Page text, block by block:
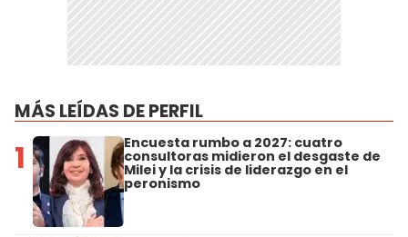
MÁS LEÍDAS DE PERFIL
1 Encuesta rumbo a 2027: cuatro
consultoras midieron el desgaste de
Milei y la crisis de liderazgo en el
peronismo